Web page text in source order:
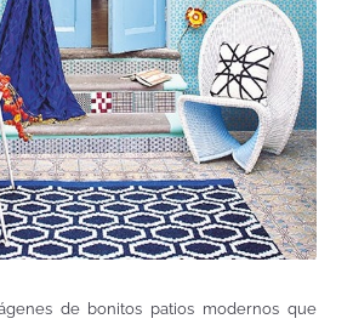
de bonitos patios modernos que